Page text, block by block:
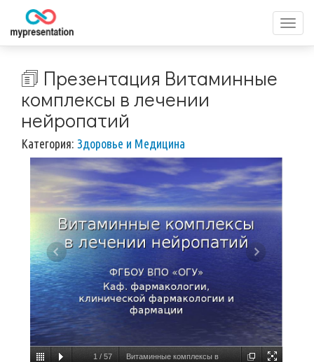
меню
🗊 Презентация Витаминные
комплексы в лечении
нейропатий
Категория: Здоровье и Медицина
1 / 57 Витаминные комплексы в